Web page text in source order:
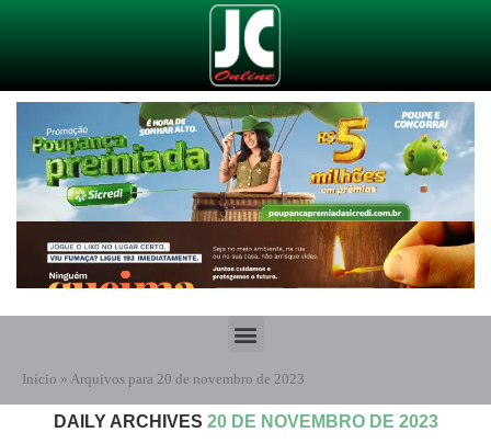
Início » Arquivos para 20 de novembro de 2023
DAILY ARCHIVES 20 DE NOVEMBRO DE 2023